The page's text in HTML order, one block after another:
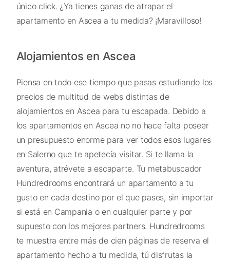
único click. ¿Ya tienes ganas de atrapar el
apartamento en Ascea a tu medida? ¡Maravilloso!
Alojamientos en Ascea
Piensa en todo ese tiempo que pasas estudiando los
precios de multitud de webs distintas de
alojamientos en Ascea para tu escapada. Debido a
los apartamentos en Ascea no no hace falta poseer
un presupuesto enorme para ver todos esos lugares
en Salerno que te apetecía visitar. Si te llama la
aventura, atrévete a escaparte. Tu metabuscador
Hundredrooms encontrará un apartamento a tu
gusto en cada destino por el que pases, sin importar
si está en Campania o en cualquier parte y por
supuesto con los mejores partners. Hundredrooms
te muestra entre más de cien páginas de reserva el
apartamento hecho a tu medida, tú disfrutas la